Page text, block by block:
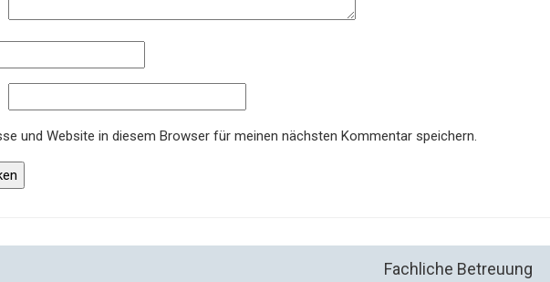
und Website in diesem Browser für meinen nächsten Kommentar speichern.
Fachliche Betreuung